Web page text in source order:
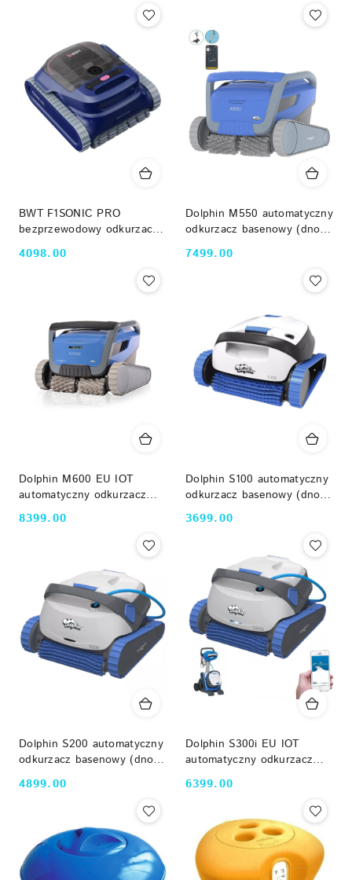
BWT F1SONIC PRO
bezprzewodowy odkurzacz
basenowy z WiFi
Cena:
4098.00
Dolphin M550 automatyczny
odkurzacz basenowy (dno,
ściany, linia wody, do 15 mb,
WiFi, App)
Cena:
7499.00
Dolphin M600 EU IOT
automatyczny odkurzacz
basenowy (dno, ściany, linia
wody, narożniki, do 15 mb,
Cena:
8399.00
Dolphin S100 automatyczny
odkurzacz basenowy (dno i
ściany, do 10 mb)
Cena:
3699.00
Dolphin S200 automatyczny
odkurzacz basenowy (dno,
ściany, linia wody, do 12 mb)
Cena:
4899.00
Dolphin S300i EU IOT
automatyczny odkurzacz
basenowy (dno, ściany, linia
wody, do 12 mb, WiFi, App)
Cena:
6399.00